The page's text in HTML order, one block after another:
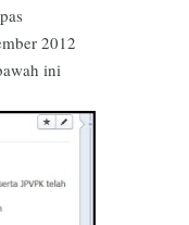
2012
ini